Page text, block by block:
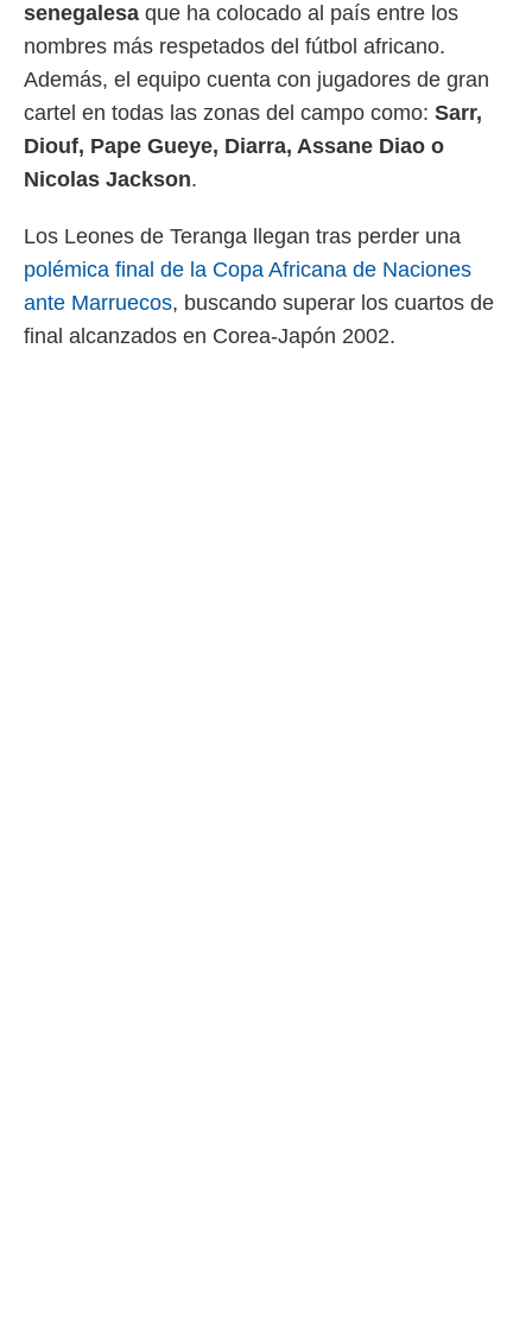
senegalesa que ha colocado al país entre los
nombres más respetados del fútbol africano.
Además, el equipo cuenta con jugadores de gran
cartel en todas las zonas del campo como: Sarr,
Diouf, Pape Gueye, Diarra, Assane Diao o
Nicolas Jackson.
Los Leones de Teranga llegan tras perder una
polémica final de la Copa Africana de Naciones
ante Marruecos, buscando superar los cuartos de
final alcanzados en Corea-Japón 2002.